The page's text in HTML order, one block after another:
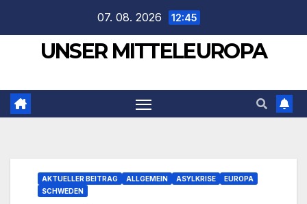
springen
07. 08. 2026 12:45
UNSER MITTELEUROPA
AKTUELLER BEITRAG ALLGEMEIN ASYLKRISE
EUROPA
SCHWEDEN